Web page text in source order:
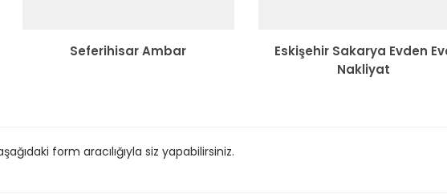
Seferihisar Ambar
Eskişehir Sakarya Evden
Nakliyat
form aracılığıyla siz yapabilirsiniz.